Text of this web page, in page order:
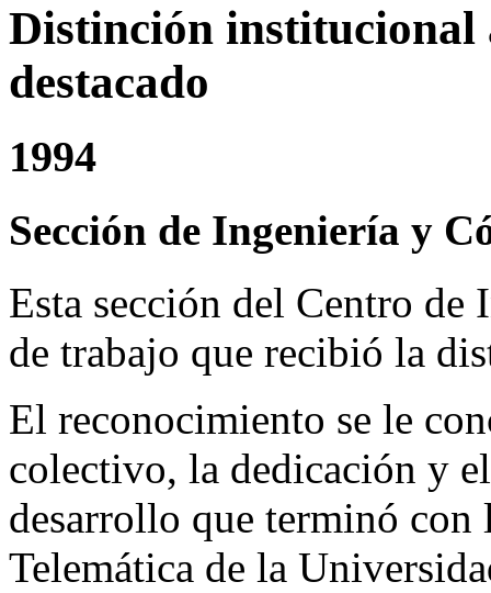
Distinción
destacado
1994
Sección de Ingeniería y
Esta sección del Centro
de trabajo que recibió la
El reconocimiento se le
colectivo, la dedicación y
desarrollo que terminó con
Telemática de la